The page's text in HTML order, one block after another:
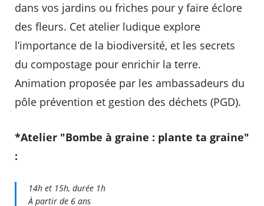
dans vos jardins ou friches pour y faire éclore
des fleurs. Cet atelier ludique explore
l’importance de la biodiversité, et les secrets
du compostage pour enrichir la terre.
Animation proposée par les ambassadeurs du
pôle prévention et gestion des déchets (PGD).
*Atelier "Bombe à graine : plante ta graine"
:
14h et 15h, durée 1h
À partir de 6 ans